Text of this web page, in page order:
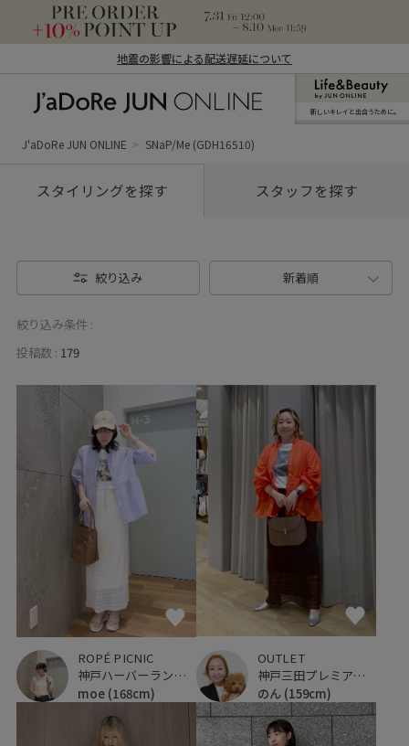
地震の影響による配送遅延について
ン オンライン）
新しいキレイと出合うために。
J'aDoRe JUN ONLINE SNaP/Me (GDH16510)
スタイリングを探す スタッフを探す
絞り込み 新着順
絞り込み条件 :
投稿数 : 179
ROPÉ PICNIC
神戸ハーバーランドumie
moe (168cm)
OUTLET
神戸三田プレミアム・アウトレット
のん (159cm)